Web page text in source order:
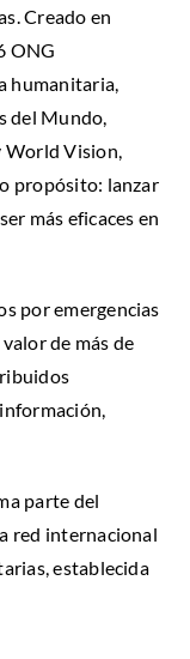
Creado en
ONG
humanitaria,
del Mundo,
World Vision,
propósito: lanzar
más eficaces en
por emergencias
de más de
parte del
red internacional
establecida